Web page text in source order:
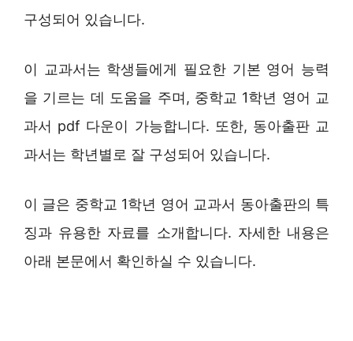
구성되어 있습니다.
이 교과서는 학생들에게 필요한 기본 영어 능력
을 기르는 데 도움을 주며, 중학교 1학년 영어 교
과서 pdf 다운이 가능합니다. 또한, 동아출판 교
과서는 학년별로 잘 구성되어 있습니다.
이 글은 중학교 1학년 영어 교과서 동아출판의 특
징과 유용한 자료를 소개합니다. 자세한 내용은
아래 본문에서 확인하실 수 있습니다.